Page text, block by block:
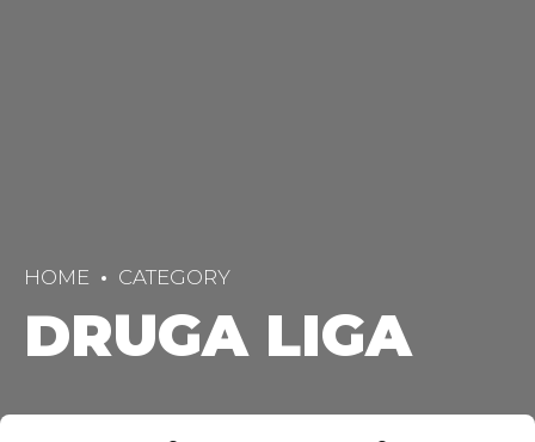
HOME CATEGORY
DRUGA LIGA